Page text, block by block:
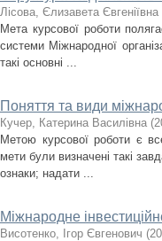
Лісова, Єлизавета Євгеніївна
Мета курсової роботи
системи Міжнародної
такі основні ...
Поняття та види
Кучер, Катерина Василівна (
Метою курсової роботи є
мети були визначені такі
ознаки; надати ...
Міжнародне
Висотенко, Ігор Євгенович (